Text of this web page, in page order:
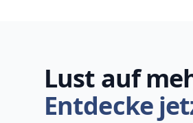
Lust auf
Entdecke